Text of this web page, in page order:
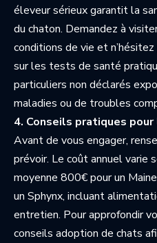
éleveur sérieux garantit la
du chaton. Demandez à
conditions de vie et
sur les tests de santé
particuliers non déclarés
maladies ou de troubles
4. Conseils pratiques pour
Avant de vous engager,
prévoir. Le coût annuel varie
moyenne 800€ pour un
un Sphynx, incluant
entretien. Pour approfondir
conseils adoption de chats